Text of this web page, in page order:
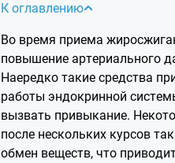
К оглавлению
Во время приема
повышение артериального
Нaередко такие средства
работы эндокринной
вызвать привыкание.
после нескольких курсов
обмен веществ, что